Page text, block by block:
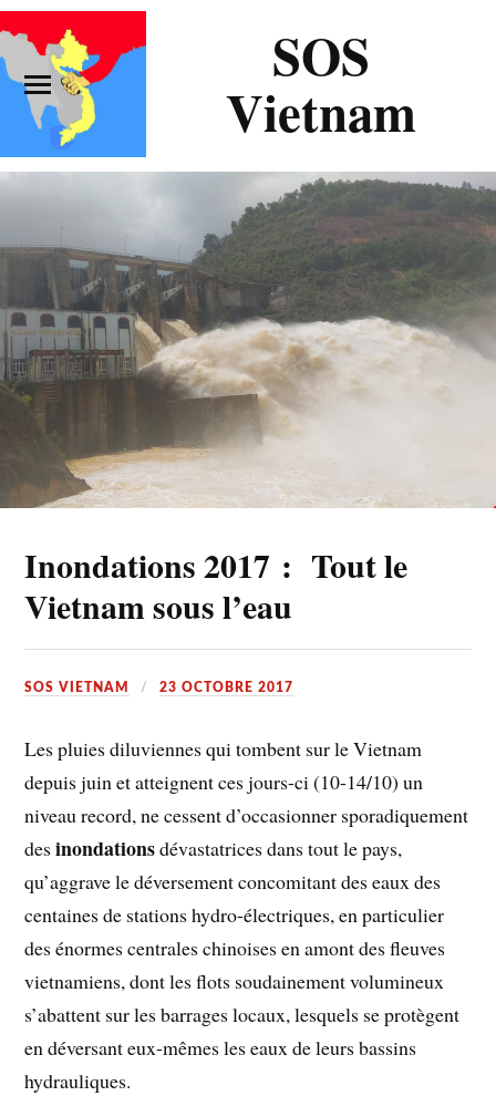
SOS
Vietnam
Inondations 2017 : Tout le
Vietnam sous l’eau
SOS VIETNAM 23 OCTOBRE 2017
Les pluies diluviennes qui tombent sur le Vietnam
depuis juin et atteignent ces jours-ci (10-14/10) un
niveau record, ne cessent d’occasionner sporadiquement
desinondationsdévastatrices dans tout le pays,
qu’aggrave le déversement concomitant des eaux des
centaines de stations hydro-électriques, en particulier
des énormes centrales chinoises en amont des fleuves
vietnamiens, dont les flots soudainement volumineux
s’abattent sur les barrages locaux, lesquels se protègent
en déversant eux-mêmes les eaux de leurs bassins
hydrauliques.